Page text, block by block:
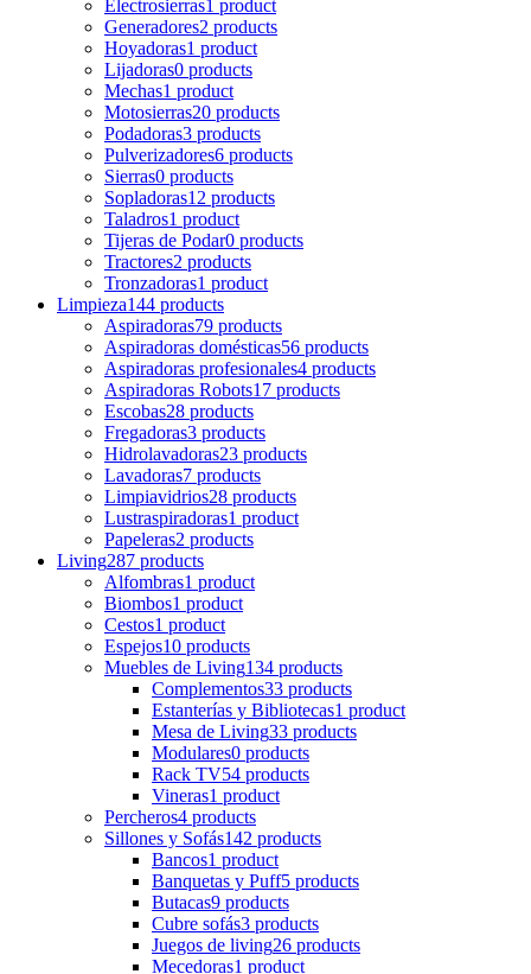
Electrosierras1 product
Generadores2 products
Hoyadoras1 product
Lijadoras0 products
Mechas1 product
Motosierras20 products
Podadoras3 products
Pulverizadores6 products
Sierras0 products
Sopladoras12 products
Taladros1 product
Tijeras de Podar0 products
Tractores2 products
Tronzadoras1 product
Limpieza144 products
Aspiradoras79 products
Aspiradoras domésticas56 products
Aspiradoras profesionales4 products
Aspiradoras Robots17 products
Escobas28 products
Fregadoras3 products
Hidrolavadoras23 products
Lavadoras7 products
Limpiavidrios28 products
Lustraspiradoras1 product
Papeleras2 products
Living287 products
Alfombras1 product
Biombos1 product
Cestos1 product
Espejos10 products
Muebles de Living134 products
Complementos33 products
Estanterías y Bibliotecas1 product
Mesa de Living33 products
Modulares0 products
Rack TV54 products
Vineras1 product
Percheros4 products
Sillones y Sofás142 products
Bancos1 product
Banquetas y Puff5 products
Butacas9 products
Cubre sofás3 products
Juegos de living26 products
Mecedoras1 product